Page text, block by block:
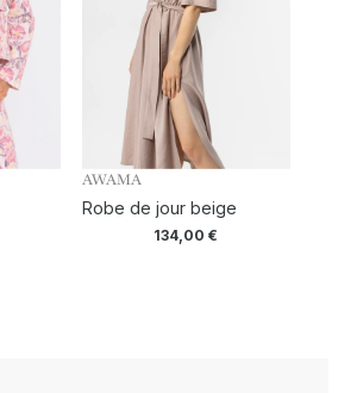
AWAMA
Robe de jour beige
134,00€